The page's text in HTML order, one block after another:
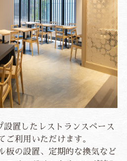
置したレストランスペース
ご利用いただけます。
板の設置、定期的な換気など
宿泊約款・利用規則
対する基本方針
ご宿泊予約
JR+宿泊プラン
CH ZH KR